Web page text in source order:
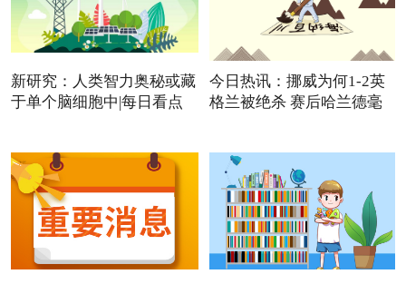
新研究：人类智力奥秘或藏
于单个脑细胞中|每日看点
今日热讯：挪威为何1-2英
格兰被绝杀 赛后哈兰德毫